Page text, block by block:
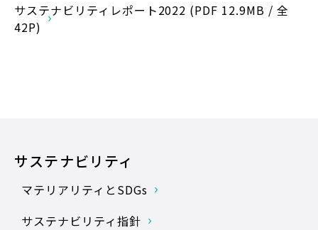
サステナビリティレポート2022 (PDF 12.9MB / 全
42P)
サステナビリティ
マテリアリティとSDGs
サステナビリティ指針